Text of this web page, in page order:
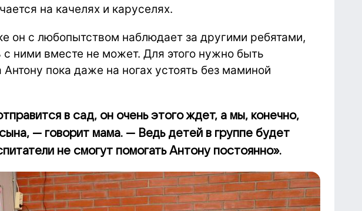
на качелях и каруселях.
он с любопытством наблюдает за другими ребятами,
с ними вместе не может. Для этого нужно быть
пока даже на ногах устоять без маминой
в сад, он очень этого ждет, а мы, конечно,
— говорит мама. — Ведь детей в группе будет
не смогут помогать Антону постоянно».